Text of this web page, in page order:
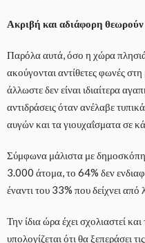
Ακριβή και αδιάφορη θεωρούν
Παρόλα αυτά, όσο η χώρα
ακούγονται αντίθετες φωνές
άλλωστε δεν είναι ιδιαίτερα
αντιδράσεις όταν ανέλαβε
αυγών και τα γιουχαΐσματα σε
Σύμφωνα μάλιστα με
3.000 άτομα, το 64% δεν
έναντι του 33% που δείχνει από
Την ίδια ώρα έχει σχολιαστεί
υπολογίζεται ότι θα ξεπεράσει